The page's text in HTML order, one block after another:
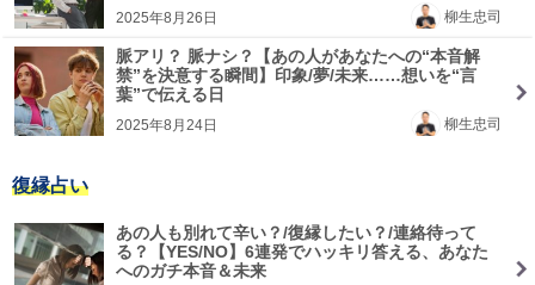
柳生忠司
2025年8月26日
脈アリ？ 脈ナシ？【あの人があなたへの“本音解
禁”を決意する瞬間】印象/夢/未来……想いを“言
葉”で伝える日
柳生忠司
2025年8月24日
復縁占い
あの人も別れて辛い？/復縁したい？/連絡待って
る？【YES/NO】6連発でハッキリ答える、あなた
へのガチ本音＆未来